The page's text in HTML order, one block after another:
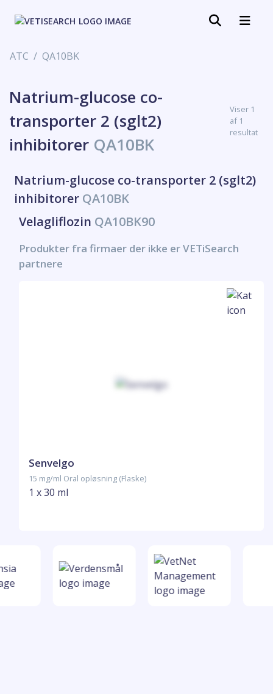
ATC QA10BK
Natrium-glucose co-
transporter 2 (sglt2)
inhibitorer QA10BK
Viser 1
af 1
resultat
Natrium-glucose co-transporter 2 (sglt2)
inhibitorer QA10BK
Velagliflozin QA10BK90
Produkter fra firmaer der ikke er VETiSearch
partnere
Senvelgo
15 mg/ml Oral opløsning (Flaske)
1 x 30 ml